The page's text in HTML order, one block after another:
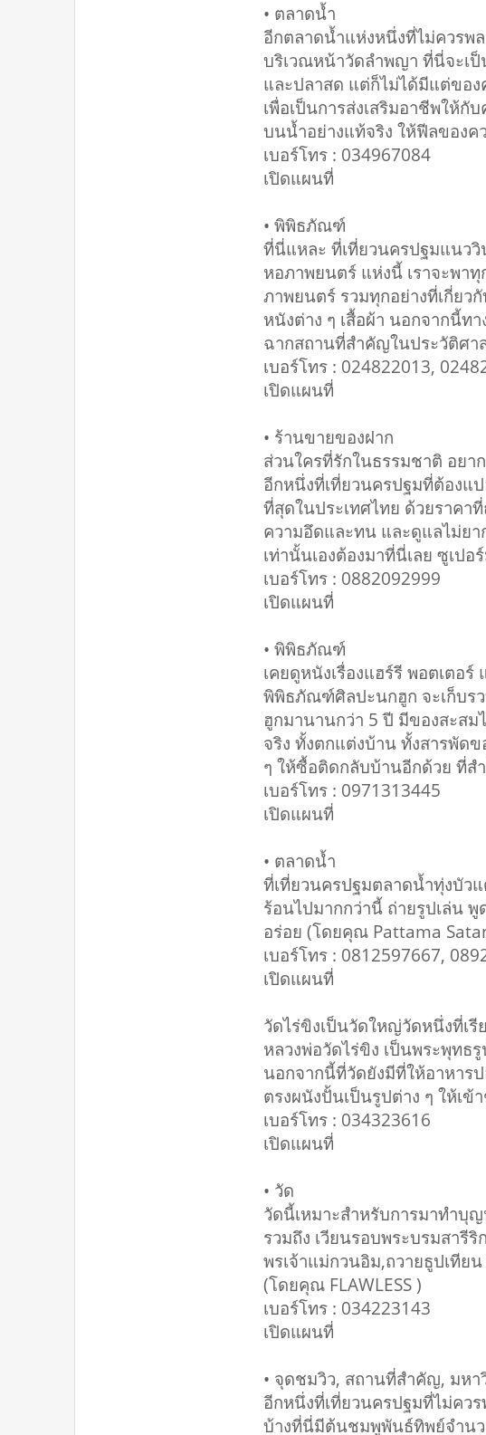
• ตลาดน้ำ
อีกตลาดน้ำแห่งหนึ่งที่ไม่ควรพ
บริเวณหน้าวัดลำพญา ที่นี่จะเ
และปลาสด แต่ก็ไม่ได้มีแต่ของ
เพื่อเป็นการส่งเสริมอาชีพให้
บนน้ำอย่างแท้จริง ให้ฟีลของ
เบอร์โทร : 034967084
เปิดแผนที่
• พิพิธภัณฑ์
ที่นี่แหละ ที่เที่ยวนครปฐมแนววิ
หอภาพยนตร์ แห่งนี้ เราจะพา
ภาพยนตร์ รวมทุกอย่างที่เกี่ย
หนังต่าง ๆ เสื้อผ้า นอกจากนี้ท
ฉากสถานที่สำคัญในประวัติศา
เบอร์โทร : 024822013,
เปิดแผนที่
• ร้านขายของฝาก
ส่วนใครที่รักในธรรมชาติ อยา
อีกหนึ่งที่เที่ยวนครปฐมที่ต้องแ
ที่สุดในประเทศไทย ด้วยราค
ความอึดและทน และดูแลไม่ยา
เท่านั้นเองต้องมาที่นี่เลย ซูเปอ
เบอร์โทร : 0882092999
เปิดแผนที่
• พิพิธภัณฑ์
เคยดูหนังเรื่องแฮร์รี พอตเตอ
พิพิธภัณฑ์ศิลปะนกฮูก จะเก็บร
ฮูกมานานกว่า 5 ปี มีของสะสม
จริง ทั้งตกแต่งบ้าน ทั้งสารพัด
ๆ ให้ซื้อติดกลับบ้านอีกด้วย ที่ส
เบอร์โทร : 0971313445
เปิดแผนที่
• ตลาดน้ำ
ที่เที่ยวนครปฐมตลาดน้ำทุ่งบัว
ร้อนไปมากกว่านี้​ ถ่ายรูป​เล่น​
อร่อย (โดยคุณ Pattama
เบอร์โทร : 0812597667,
เปิดแผนที่
วัดไร่ขิงเป็นวัดใหญ่วัดหนึ่งที่เรี
หลวงพ่อวัดไร่ขิง เป็นพระพุทธ
นอกจากนี้ที่วัดยังมีที่ให้อาหาร
ตรงผนังปั้นเป็นรูปต่าง ๆ ให้เ
เบอร์โทร : 034323616
เปิดแผนที่
• วัด
วัดนี้เหมาะสำหรับการมาทำบุ
รวมถึง เวียนรอบพระบรมสารี
พรเจ้าแม่กวนอิม,ถวายธูปเทีย
(โดยคุณ FLAWLESS )
เบอร์โทร : 034223143
เปิดแผนที่
• จุดชมวิว, สถานที่สำคัญ, มหา
อีกหนึ่งที่เที่ยวนครปฐมที่ไม่คว
บ้างที่นี่มีต้นชมพูพันธ์ทิพย์จำนว